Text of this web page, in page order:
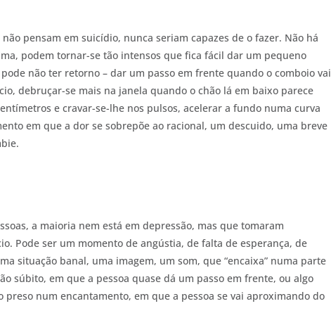
pensam em suicídio, nunca seriam capazes de o fazer. Não há
podem tornar-se tão intensos que fica fácil dar um pequeno
não ter retorno – dar um passo em frente quando o comboio vai
debruçar-se mais na janela quando o chão lá em baixo parece
e cravar-se-lhe nos pulsos, acelerar a fundo numa curva
em que a dor se sobrepõe ao racional, um descuido, uma breve
a maioria nem está em depressão, mas que tomaram
Pode ser um momento de angústia, de falta de esperança, de
situação banal, uma imagem, um som, que “encaixa” numa parte
súbito, em que a pessoa quase dá um passo em frente, ou algo
num encantamento, em que a pessoa se vai aproximando do